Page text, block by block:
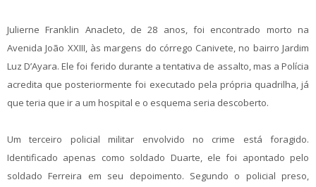
Julierne Franklin Anacleto, de 28 anos, foi encontrado morto na
Avenida João XXIII, às margens do córrego Canivete, no bairro Jardim
Luz D’Ayara. Ele foi ferido durante a tentativa de assalto, mas a Polícia
acredita que posteriormente foi executado pela própria quadrilha, já
que teria que ir a um hospital e o esquema seria descoberto.
Um terceiro policial militar envolvido no crime está foragido.
Identificado apenas como soldado Duarte, ele foi apontado pelo
soldado Ferreira em seu depoimento. Segundo o policial preso,